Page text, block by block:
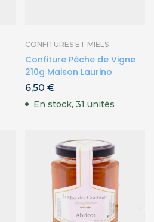
CONFITURES ET MIELS
Confiture Pêche de Vigne
210g Maison Laurino
6,50 €
En stock, 31 unités